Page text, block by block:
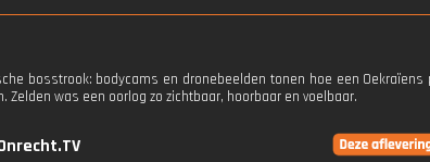
bosstrook: bodycams en dronebeelden tonen hoe een Oekraïens
was een oorlog zo zichtbaar, hoorbaar en voelbaar.